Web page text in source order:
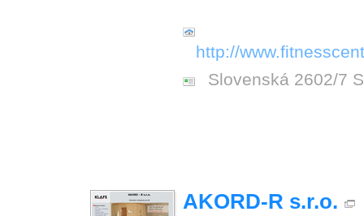
http://
Slovenská 2602/7
AKORD-R s.r.o.